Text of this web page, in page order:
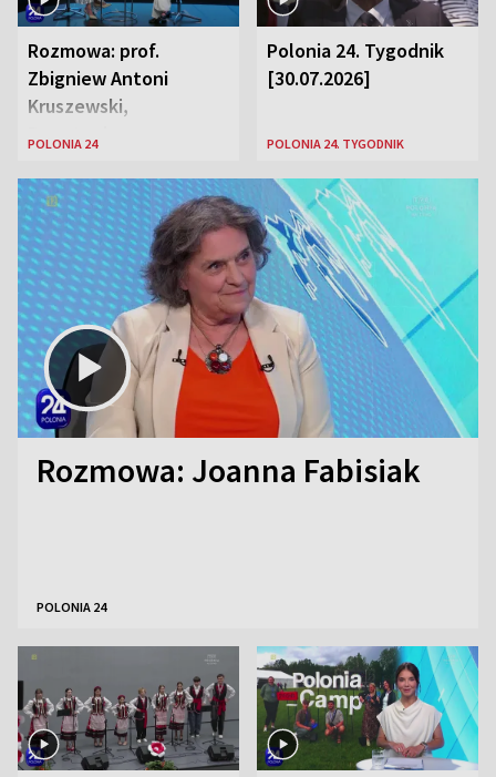
Rozmowa: prof.
Zbigniew Antoni
Kruszewski,
Powstaniec
Zaryan, piosenkarka
POLONIA 24
Polonia 24. Tygodnik
[30.07.2026]
POLONIA 24. TYGODNIK
Rozmowa: Joanna Fabisiak
POLONIA 24